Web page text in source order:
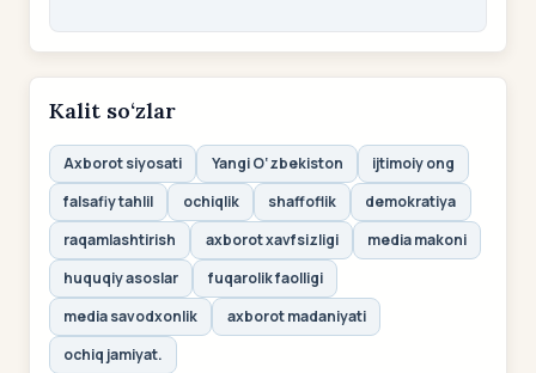
Kalit so‘zlar
Axborot siyosati Yangi O‘zbekiston
ijtimoiy ong
falsafiy tahlil
ochiqlik shaffoflik
demokratiya
raqamlashtirish
axborot xavfsizligi
media makoni
huquqiy asoslar
fuqarolik faolligi
media savodxonlik
axborot madaniyati
ochiq jamiyat.